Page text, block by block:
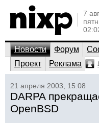
7
Новости Форум
Проект
Реклама
21 апреля 2003, 15:08
DARPA
OpenBSD